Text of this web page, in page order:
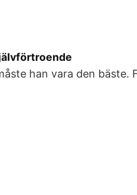
han vara den bäste.